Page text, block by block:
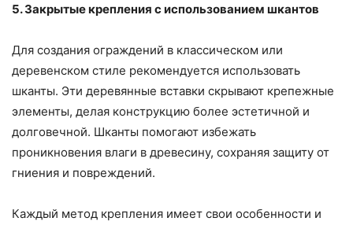
5. Закрытые крепления с использованием шкантов
Для создания ограждений в классическом или
деревенском стиле рекомендуется использовать
шканты. Эти деревянные вставки скрывают крепежные
элементы, делая конструкцию более эстетичной и
долговечной. Шканты помогают избежать
проникновения влаги в древесину, сохраняя защиту от
гниения и повреждений.
Каждый метод крепления имеет свои особенности и